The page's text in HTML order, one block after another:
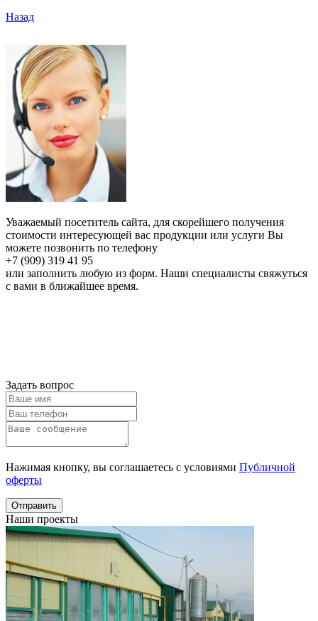
Назад
Уважаемый посетитель сайта, для скорейшего получения
стоимости интересующей вас продукции или услуги Вы
можете позвонить по телефону
+7 (909) 319 41 95
или заполнить любую из форм. Наши специалисты свяжуться
с вами в ближайшее время.
Задать вопрос
Нажимая кнопку, вы соглашаетесь с условиями Публичной
оферты
Отправить
Наши проекты